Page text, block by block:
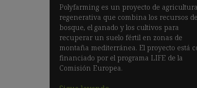
Polyfarming es un proyecto de agricultura
regenerativa que combina los recursos
bosque, el ganado y los cultivos para
recuperar un suelo fértil en zonas de
montaña mediterránea. El proyecto está
financiado por el programa LIFE de la
Comisión Europea.